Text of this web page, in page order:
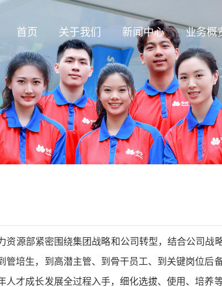
首页 关于我们
企业概况
管理团队
组织架构
发展历程
新闻中心
公司新闻
展映厅
业务概
贸易直销
管服业务
新能源
经营资
资源部紧密围绕集团战略和公司转型，结合公司战
管培生，到高潜主管、到骨干员工、到关键岗位后
人才成长发展全过程入手，细化选拔、使用、培养